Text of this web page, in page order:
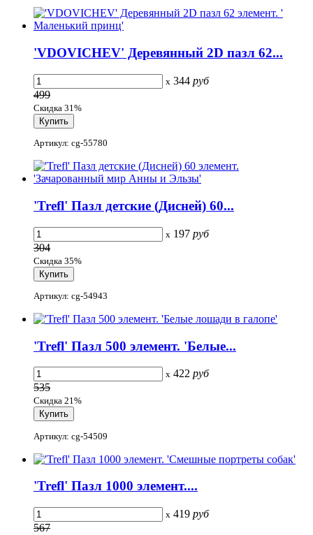
'VDOVICHEV' Деревянный 2D пазл 62...
x 344 руб
499
Скидка 31%
Артикул: cg-55780
'Trefl' Пазл детские (Дисней) 60...
x 197 руб
304
Скидка 35%
Артикул: cg-54943
'Trefl' Пазл 500 элемент. 'Белые...
x 422 руб
535
Скидка 21%
Артикул: cg-54509
'Trefl' Пазл 1000 элемент....
x 419 руб
567